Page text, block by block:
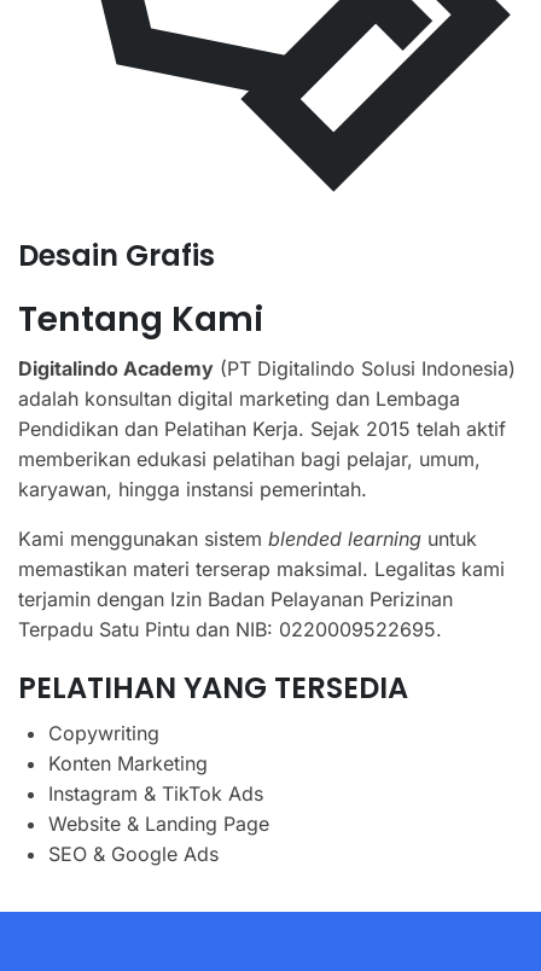
Desain Grafis
Tentang Kami
Digitalindo Academy (PT Digitalindo Solusi Indonesia)
adalah konsultan digital marketing dan Lembaga
Pendidikan dan Pelatihan Kerja. Sejak 2015 telah aktif
memberikan edukasi pelatihan bagi pelajar, umum,
karyawan, hingga instansi pemerintah.
Kami menggunakan sistem blended learning untuk
memastikan materi terserap maksimal. Legalitas kami
terjamin dengan Izin Badan Pelayanan Perizinan
Terpadu Satu Pintu dan NIB: 0220009522695.
PELATIHAN YANG TERSEDIA
Copywriting
Konten Marketing
Instagram & TikTok Ads
Website & Landing Page
SEO & Google Ads